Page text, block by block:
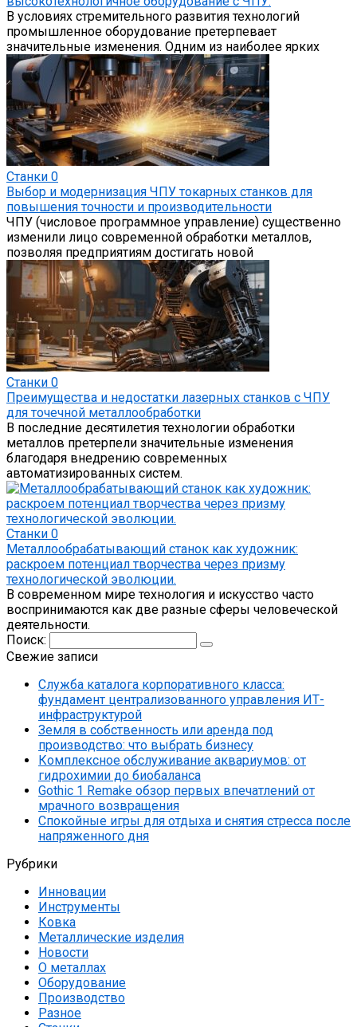
В условиях стремительного развития технологий
промышленное оборудование претерпевает
значительные изменения. Одним из наиболее ярких
Станки 0
Выбор и модернизация ЧПУ токарных станков для
повышения точности и производительности
ЧПУ (числовое программное управление) существенно
изменили лицо современной обработки металлов,
позволяя предприятиям достигать новой
Станки 0
Преимущества и недостатки лазерных станков с ЧПУ
для точечной металлообработки
В последние десятилетия технологии обработки
металлов претерпели значительные изменения
благодаря внедрению современных
автоматизированных систем.
Станки 0
Металлообрабатывающий станок как художник:
раскроем потенциал творчества через призму
технологической эволюции.
В современном мире технология и искусство часто
воспринимаются как две разные сферы человеческой
деятельности.
Поиск:
Свежие записи
Служба каталога корпоративного класса:
фундамент централизованного управления ИТ-
инфраструктурой
Земля в собственность или аренда под
производство: что выбрать бизнесу
Комплексное обслуживание аквариумов: от
гидрохимии до биобаланса
Gothic 1 Remake обзор первых впечатлений от
мрачного возвращения
Спокойные игры для отдыха и снятия стресса после
напряженного дня
Рубрики
Инновации
Инструменты
Ковка
Металлические изделия
Новости
О металлах
Оборудование
Производство
Разное